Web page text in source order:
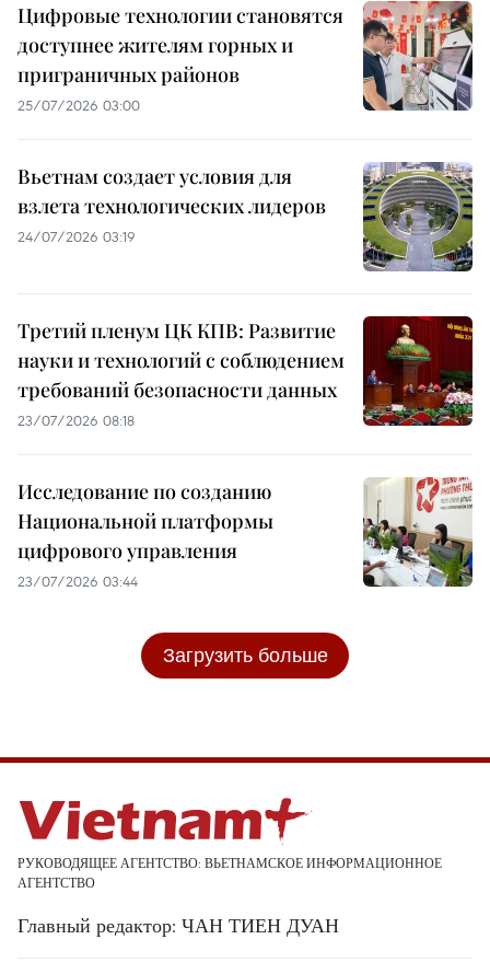
Цифровые технологии становятся
доступнее жителям горных и
приграничных районов
25/07/2026 03:00
Вьетнам создает условия для
взлета технологических лидеров
24/07/2026 03:19
Третий пленум ЦК КПВ: Развитие
науки и технологий с соблюдением
требований безопасности данных
23/07/2026 08:18
Исследование по созданию
Национальной платформы
цифрового управления
23/07/2026 03:44
Загрузить больше
РУКОВОДЯЩЕЕ АГЕНТСТВО: ВЬЕТНАМСКОЕ ИНФОРМАЦИОННОЕ
АГЕНТСТВО
Главный редактор: ЧАН ТИЕН ДУАН